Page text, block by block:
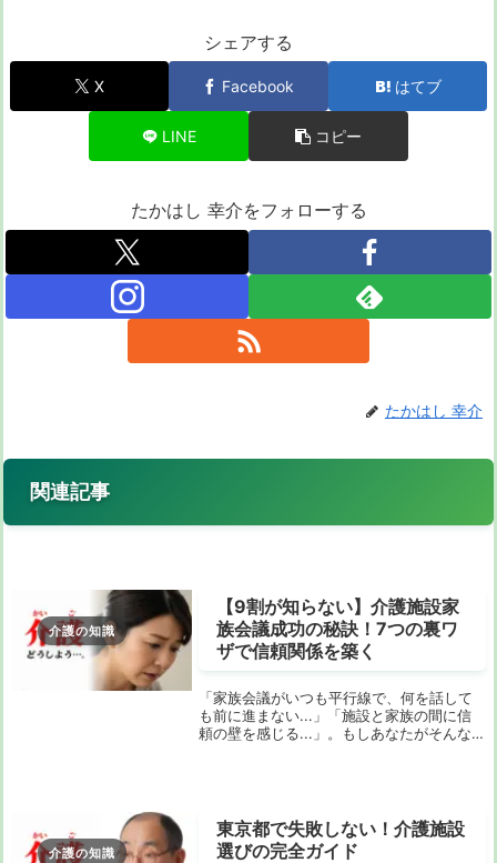
シェアする
X Facebook はてブ
LINE コピー
たかはし 幸介をフォローする
たかはし 幸介
関連記事
介護の知識
【9割が知らない】介護施設家
族会議成功の秘訣！7つの裏ワ
ザで信頼関係を築く
「家族会議がいつも平行線で、何を話して
も前に進まない...」「施設と家族の間に信
頼の壁を感じる...」。もしあなたがそんな
介護の知識
東京都で失敗しない！介護施設
選びの完全ガイド